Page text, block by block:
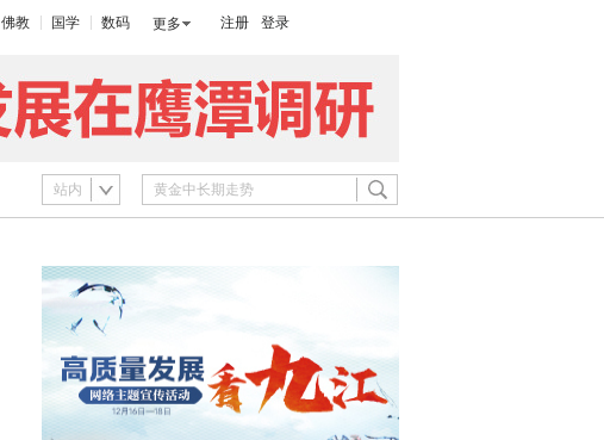
佛教 国学 数码 更多 注册 登录
站内